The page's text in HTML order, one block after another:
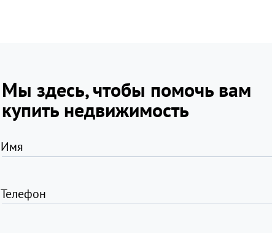
Мы здесь, чтобы помочь вам
купить недвижимость
Имя
Телефон